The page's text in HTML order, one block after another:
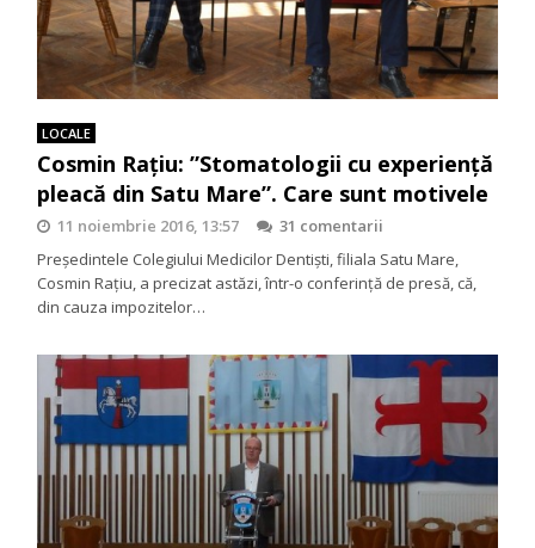
LOCALE
Cosmin Rațiu: ”Stomatologii cu experiență
pleacă din Satu Mare”. Care sunt motivele
11 noiembrie 2016, 13:57
31 comentarii
Președintele Colegiului Medicilor Dentiști, filiala Satu Mare,
Cosmin Rațiu, a precizat astăzi, într-o conferință de presă, că,
din cauza impozitelor…